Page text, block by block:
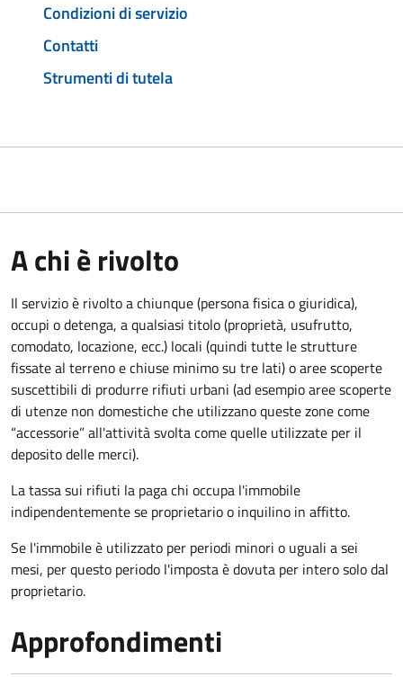
Condizioni di servizio
Contatti
Strumenti di tutela
A chi è rivolto
Il servizio è rivolto a chiunque (persona fisica o giuridica),
occupi o detenga, a qualsiasi titolo (proprietà, usufrutto,
comodato, locazione, ecc.) locali (quindi tutte le strutture
fissate al terreno e chiuse minimo su tre lati) o aree scoperte
suscettibili di produrre rifiuti urbani (ad esempio aree scoperte
di utenze non domestiche che utilizzano queste zone come
“accessorie” all'attività svolta come quelle utilizzate per il
deposito delle merci).
La tassa sui rifiuti la paga chi occupa l'immobile
indipendentemente se proprietario o inquilino in affitto.
Se l'immobile è utilizzato per periodi minori o uguali a sei
mesi, per questo periodo l'imposta è dovuta per intero solo dal
proprietario.
Approfondimenti